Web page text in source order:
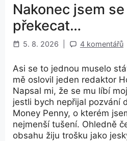
Nakonec jsem
překecat…
5. 8. 2026 4 komentářů
Asi se to jednou muselo
mě oslovil jeden redaktor
Napsal mi, že se mu líbí
jestli bych nepřijal pozvání
Money Penny, o kterém
nejmenší tušení. Ohledně
obsahu žiju trošku jako